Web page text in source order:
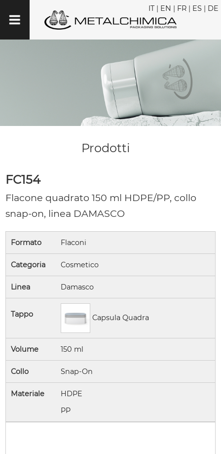
IT| EN | FR | ES | DE
Prodotti
FC154
Flacone quadrato 150 ml HDPE/PP, collo
snap-on, linea DAMASCO
Formato Flaconi
Categoria Cosmetico
Linea Damasco
Tappo Capsula Quadra
Volume 150 ml
Collo Snap-On
Materiale
HDPE
PP